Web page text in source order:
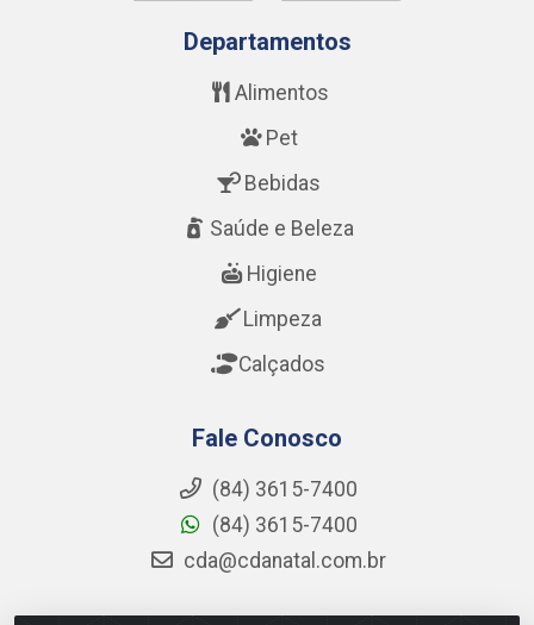
Departamentos
Alimentos
Pet
Bebidas
Saúde e Beleza
Higiene
Limpeza
Calçados
Fale Conosco
(84) 3615-7400
(84) 3615-7400
cda@cdanatal.com.br